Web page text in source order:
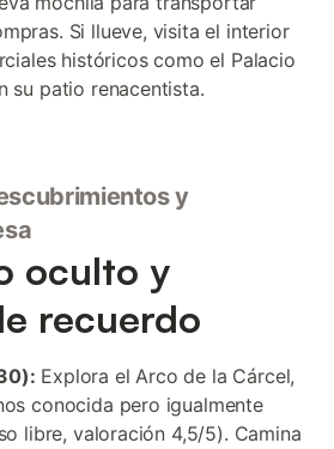
Si llueve, visita el interior
históricos como el Palacio
su patio renacentista.
y
oculto y
recuerdo
Explora el Arco de la Cárcel,
conocida pero igualmente
libre, valoración 4,5/5). Camina